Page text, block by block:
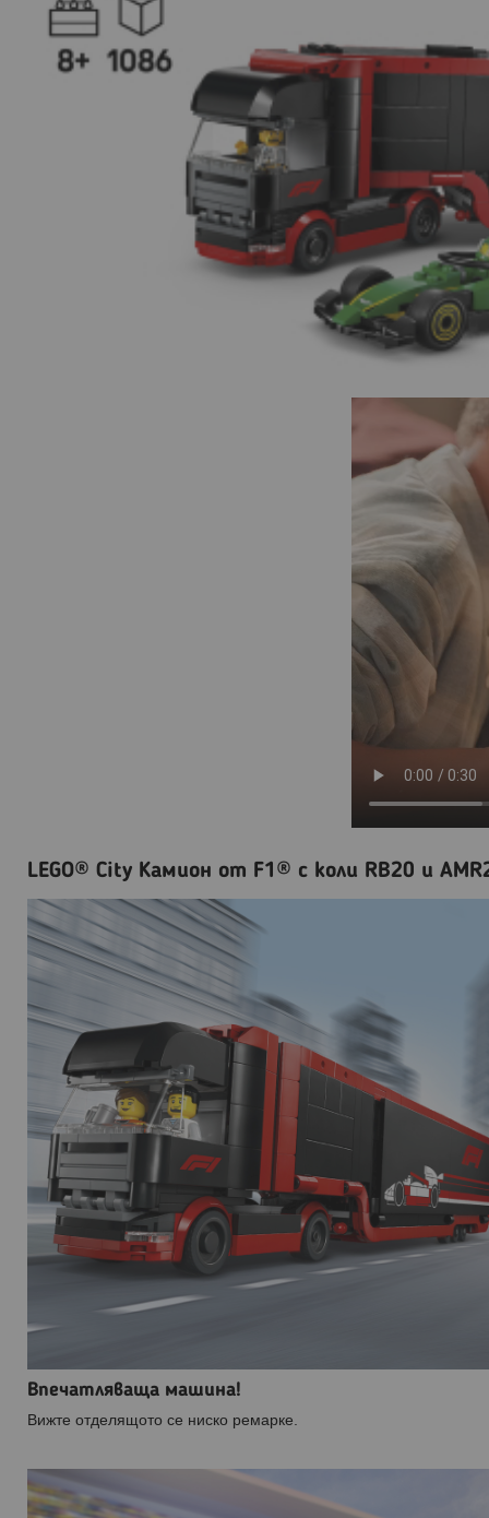
LEGO® City Камион от F1® с коли RB20 и
Впечатляваща машина!
Вижте отделящото се ниско ремарке.